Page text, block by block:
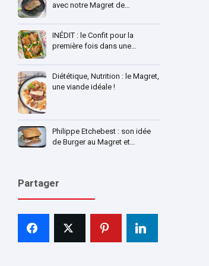
avec notre Magret de…
INÉDIT : le Confit pour la
première fois dans une…
Diététique, Nutrition : le Magret,
une viande idéale !
Philippe Etchebest : son idée
de Burger au Magret et…
Partager